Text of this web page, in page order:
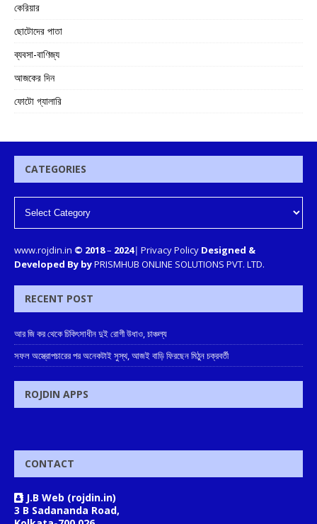
কেরিয়ার
ছোটোদের পাতা
ব্যবসা-বাণিজ্য
আজকের দিন
ফোটো গ্যালারি
CATEGORIES
www.rojdin.in © 2018– 2024| Privacy Policy Designed &
Developed By byPRISMHUB ONLINE SOLUTIONS PVT. LTD.
RECENT POST
আর জি কর থেকে চিকিৎসাধীন দুই রোগী উধাও, চাঞ্চল্য
সফল অস্ত্রোপচারের পর অনেকটাই সুস্থ, আজই বাড়ি ফিরছেন মিঠুন চক্রবর্তী
ROJDIN APPS
CONTACT
J.B Web (rojdin.in)
3 B Sadananda Road,